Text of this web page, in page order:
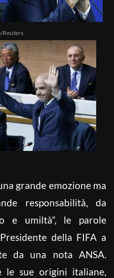
Reuters
grande emozione ma
responsabilità, da
e umiltà”, le parole
della FIFA a
da una nota ANSA.
le sue origini italiane,